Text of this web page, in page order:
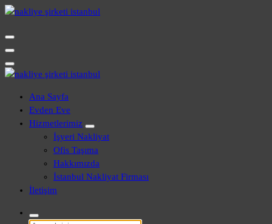
İçeriğe
Evden Eve - İşyeri Ofis Nakliye İstanbul
Evden Eve - İşyeri Ofis Nakliye İstanbul
Ana Sayfa
Evden Eve
Hizmetlerimiz
İşyeri Nakliyat
Ofis Taşıma
Hakkımızda
İstanbul Nakliyat Firması
İletişim